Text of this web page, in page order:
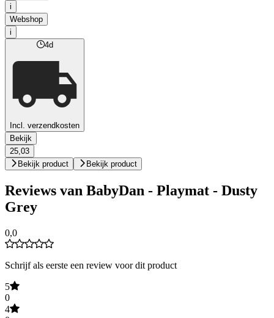
i
Webshop
i
4d
Incl. verzendkosten
Bekijk
25,03
Bekijk product
Bekijk product
Reviews van BabyDan - Playmat - Dusty
Grey
0,0
Schrijf als eerste een review voor dit product
5
0
4